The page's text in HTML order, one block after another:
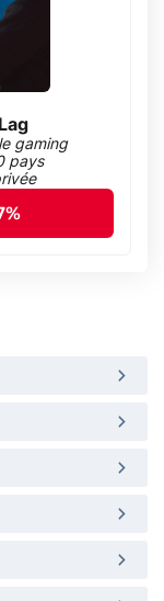
gaming
pays